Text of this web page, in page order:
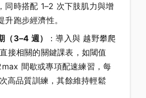
同時搭配 1–2 次下肢肌力與增
升跑步經濟性。
（3–4 週）
：導入與 越野攀爬
接相關的關鍵課表，如閾值
間歇或專項配速練習，每
高品質訓練，其餘維持輕鬆